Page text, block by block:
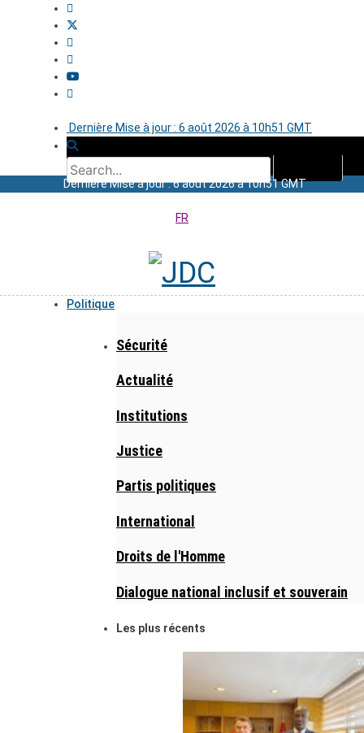
Dernière Mise à jour : 6 août 2026 à 10h51 GMT
Dernière Mise à jour : 6 août 2026 à 10h51 GMT
FR
Politique
Sécurité
Actualité
Institutions
Justice
Partis politiques
International
Droits de l'Homme
Dialogue national inclusif et souverain
Les plus récents